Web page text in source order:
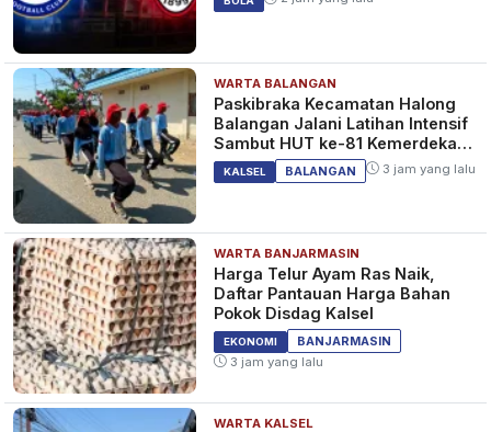
WARTA BALANGAN
Paskibraka Kecamatan Halong
Balangan Jalani Latihan Intensif
Sambut HUT ke-81 Kemerdekaan
RIKALSEL BALANGAN 3 jam yang lalu
WARTA BANJARMASIN
Harga Telur Ayam Ras Naik,
Daftar Pantauan Harga Bahan
Pokok Disdag Kalsel
EKONOMI
BANJARMASIN
3 jam yang lalu
WARTA KALSEL